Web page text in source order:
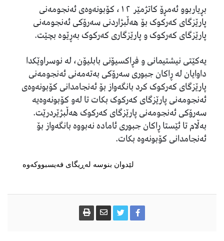
بڕیاربوو ئەمڕۆ کاتژمێر ١٢، کۆبونەوەی ئەنجومەنی
پارێزگای کەرکوک بۆ هەڵبژاردنی سەرۆکی ئەنجومەنی
پارێزگای کەرکوک و پارێزگاری کەرکوک بەڕێوە بچێت.
یەکێتی نیشتیمانی و فڕاکسیۆنی بابلیۆن، لە نوسراوێکدا
داوایان لە ڕاکان جبوری سەرۆکی بەتەمەنی ئەنجومەنی
پارێزگای کەرکوک کرد بانگەواز بۆ ئەنجامدانی کۆبونەوەی
ئەنجومەنی پارێزگای کەرکوک بکات تا لەو کۆبونەوەیە
سەرۆکی ئەنجومەنی پارێزگای کەرکوک هەڵبژێردرێت.
بەڵام تا ئێستا ڕاکان جبوری ئامادە نەبووە بانگەواز بۆ
ئەنجامدانی کۆبونەوە بکات.
لێدوان بنوسە لەڕیگای فەیسبووکەوە